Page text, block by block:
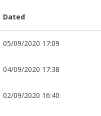
Dated
05/09/2020 17:09
04/09/2020 17:38
02/09/2020 16:40